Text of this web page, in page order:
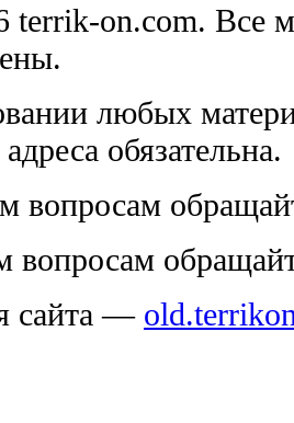
on.com. Все
любых
обязательна.
вопросам
вопросам
сайта —